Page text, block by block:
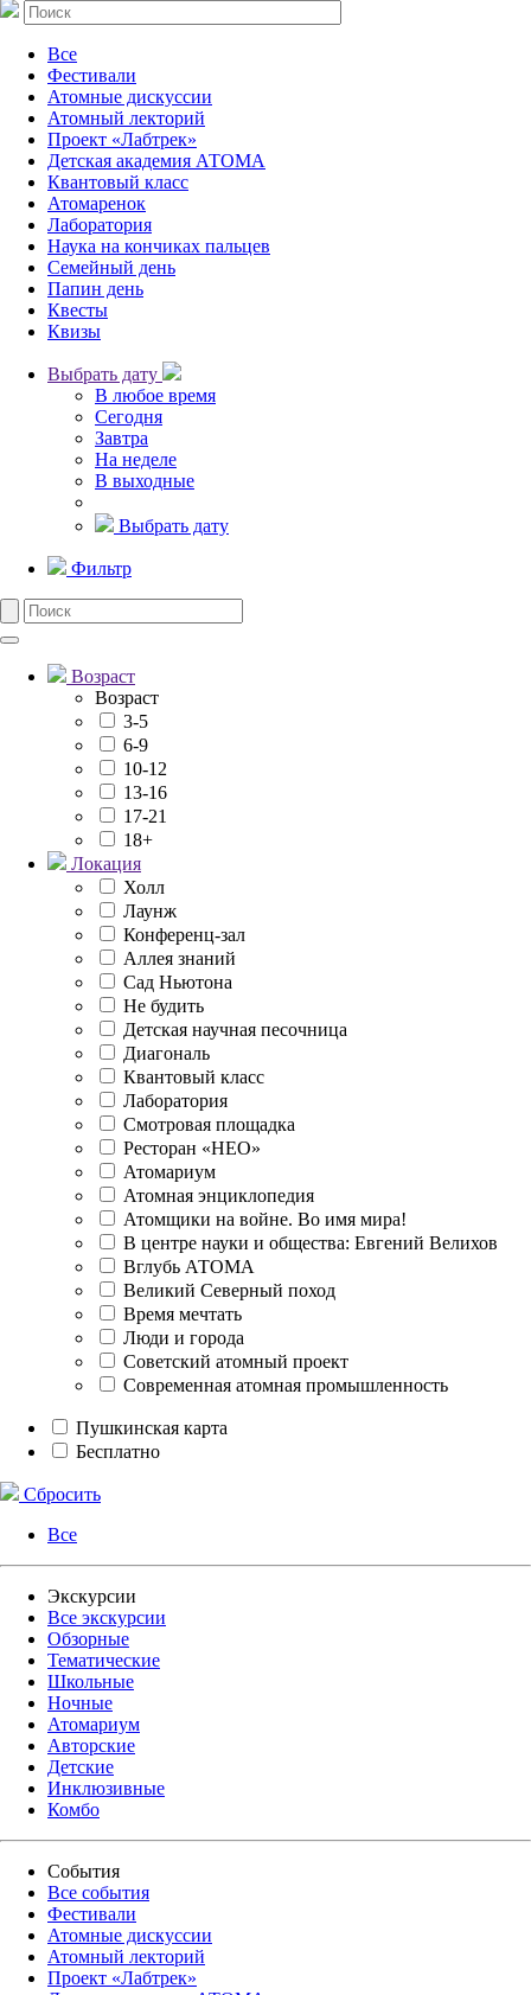
Все
Фестивали
Атомные дискуссии
Атомный лекторий
Проект «Лабтрек»
Детская академия АТОМА
Квантовый класс
Атомаренок
Лаборатория
Наука на кончиках пальцев
Семейный день
Папин день
Квесты
Квизы
Выбрать дату
В любое время
Сегодня
Завтра
На неделе
В выходные
Выбрать дату
Фильтр
Возраст
Возраст
3-5
6-9
10-12
13-16
17-21
18+
Локация
Холл
Лаунж
Конференц-зал
Аллея знаний
Сад Ньютона
Не будить
Детская научная песочница
Диагональ
Квантовый класс
Лаборатория
Смотровая площадка
Ресторан «НЕО»
Атомариум
Атомная энциклопедия
Атомщики на войне. Во имя мира!
В центре науки и общества: Евгений Велихов
Вглубь АТОМА
Великий Северный поход
Время мечтать
Люди и города
Советский атомный проект
Современная атомная промышленность
Пушкинская карта
Бесплатно
Сбросить
Все
Экскурсии
Все экскурсии
Обзорные
Тематические
Школьные
Ночные
Атомариум
Авторские
Детские
Инклюзивные
Комбо
События
Все события
Фестивали
Атомные дискуссии
Атомный лекторий
Проект «Лабтрек»